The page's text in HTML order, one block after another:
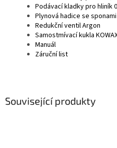
Podávací kladky pro hliník
Plynová hadice se sponami
Redukční ventil Argon
Samostmívací kukla
Manuál
Záruční list
Související produkty